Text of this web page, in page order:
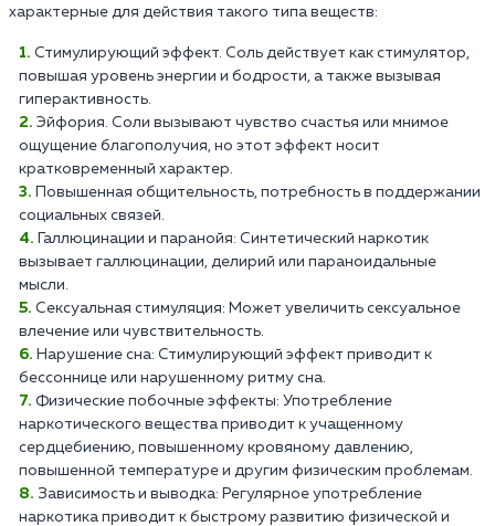
характерные для действия такого типа веществ:
Стимулирующий эффект. Соль действует как стимулятор,
повышая уровень энергии и бодрости, а также вызывая
гиперактивность.
Эйфория. Соли вызывают чувство счастья или мнимое
ощущение благополучия, но этот эффект носит
кратковременный характер.
Повышенная общительность, потребность в поддержании
социальных связей.
Галлюцинации и паранойя: Синтетический наркотик
вызывает галлюцинации, делирий или параноидальные
мысли.
Сексуальная стимуляция: Может увеличить сексуальное
влечение или чувствительность.
Нарушение сна: Стимулирующий эффект приводит к
бессоннице или нарушенному ритму сна.
Физические побочные эффекты: Употребление
наркотического вещества приводит к учащенному
сердцебиению, повышенному кровяному давлению,
повышенной температуре и другим физическим проблемам.
Зависимость и выводка: Регулярное употребление
наркотика приводит к быстрому развитию физической и